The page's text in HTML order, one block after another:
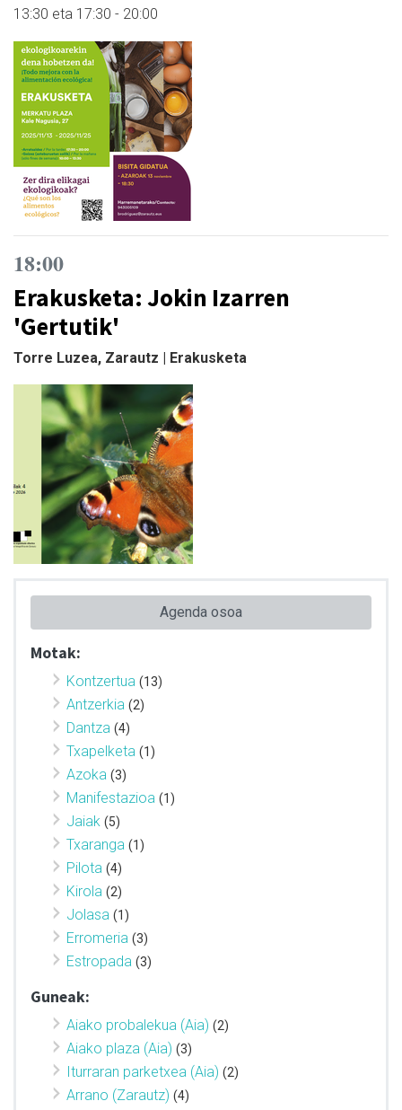
13:30 eta 17:30 - 20:00
18:00
Erakusketa: Jokin Izarren
'Gertutik'
Torre Luzea, Zarautz | Erakusketa
Agenda osoa
Motak:
Kontzertua (13)
Antzerkia (2)
Dantza (4)
Txapelketa (1)
Azoka (3)
Manifestazioa (1)
Jaiak (5)
Txaranga (1)
Pilota (4)
Kirola (2)
Jolasa (1)
Erromeria (3)
Estropada (3)
Guneak:
Aiako probalekua (Aia) (2)
Aiako plaza (Aia) (3)
Iturraran parketxea (Aia) (2)
Arrano (Zarautz) (4)